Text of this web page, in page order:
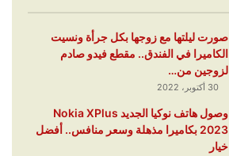
صورت ليلتها مع زوجها بكل جرأة ونسيت
الكاميرا في الفندق.. مقطع فيدو صادم
لزوجين من…
30 أكتوبر، 2022
وصول هاتف نوكيا الجديد Nokia XPlus
2023 بكاميرا مذهلة وسعر منافس.. أفضل
خيار